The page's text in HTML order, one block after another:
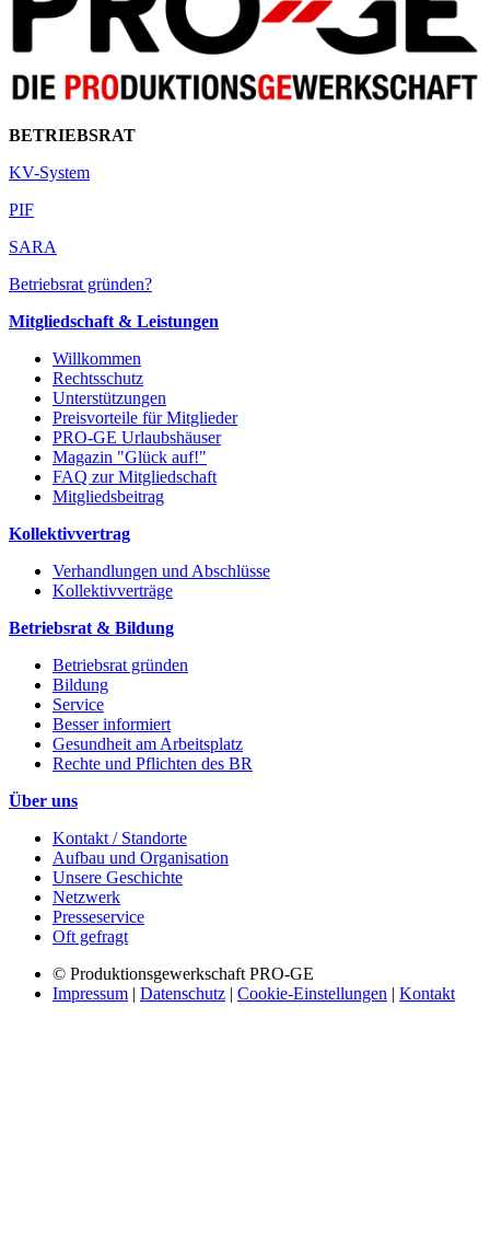
BETRIEBSRAT
KV-System
PIF
SARA
Betriebsrat gründen?
Mitgliedschaft & Leistungen
Willkommen
Rechtsschutz
Unterstützungen
Preisvorteile für Mitglieder
PRO-GE Urlaubshäuser
Magazin "Glück auf!"
FAQ zur Mitgliedschaft
Mitgliedsbeitrag
Kollektivvertrag
Verhandlungen und Abschlüsse
Kollektivverträge
Betriebsrat & Bildung
Betriebsrat gründen
Bildung
Service
Besser informiert
Gesundheit am Arbeitsplatz
Rechte und Pflichten des BR
Über uns
Kontakt / Standorte
Aufbau und Organisation
Unsere Geschichte
Netzwerk
Presseservice
Oft gefragt
© Produktionsgewerkschaft PRO-GE
Impressum | Datenschutz | Cookie-Einstellungen | Kontakt